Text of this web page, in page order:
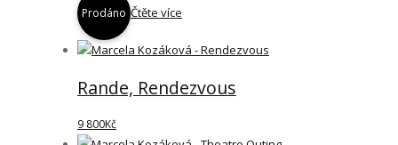
Prodáno Čtěte více
Rande, Rendezvous
9 800Kč